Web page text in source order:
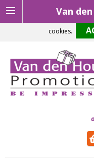
Van
Om onze website optimaal
cookies.